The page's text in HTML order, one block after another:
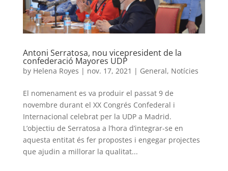
Antoni Serratosa, nou vicepresident de la
confederació Mayores UDP
by Helena Royes | nov. 17, 2021 | General, Notícies
El nomenament es va produir el passat 9 de
novembre durant el XX Congrés Confederal i
Internacional celebrat per la UDP a Madrid.
L’objectiu de Serratosa a l’hora d’integrar-se en
aquesta entitat és fer propostes i engegar projectes
que ajudin a millorar la qualitat...